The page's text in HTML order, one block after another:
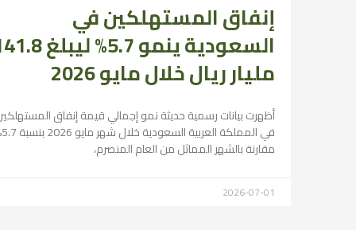
إنفاق المستهلكين في
السعودية ينمو 5.7%
مليار ريال خلال مايو 2026
أظهرت بيانات رسمية حديثة نمو إجمالي قيمة إنفاق
في المملكة
مقارنة بالشهر المماثل من العام المنصرم،
2026-07-01